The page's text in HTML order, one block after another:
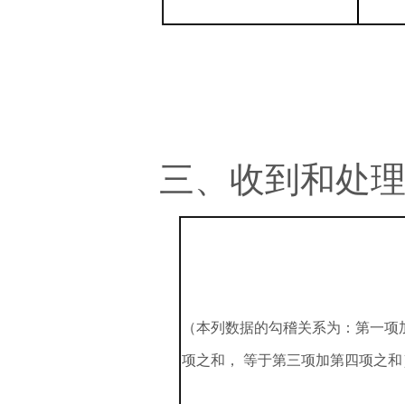
三、收到和处理
（本列数据的勾稽关系为：第一项
项之和， 等于第三项加第四项之和